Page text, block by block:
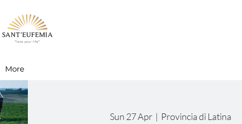
More
Sun 27 Apr
  |
Provincia di Latina